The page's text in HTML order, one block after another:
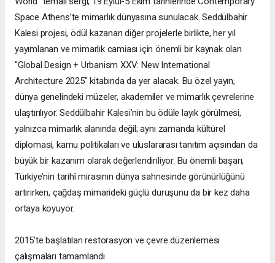
Space Athens’te mimarlık dünyasına sunulacak. Seddülbahir
Kalesi projesi, ödül kazanan diğer projelerle birlikte, her yıl
yayımlanan ve mimarlık camiası için önemli bir kaynak olan
"Global Design + Urbanism XXV: New International
Architecture 2025" kitabında da yer alacak. Bu özel yayın,
dünya genelindeki müzeler, akademiler ve mimarlık çevrelerine
ulaştırılıyor. Seddülbahir Kalesi’nin bu ödüle layık görülmesi,
yalnızca mimarlık alanında değil; aynı zamanda kültürel
diplomasi, kamu politikaları ve uluslararası tanıtım açısından da
büyük bir kazanım olarak değerlendiriliyor. Bu önemli başarı,
Türkiye’nin tarihî mirasının dünya sahnesinde görünürlüğünü
artırırken, çağdaş mimarideki güçlü duruşunu da bir kez daha
ortaya koyuyor.
2015’te başlatılan restorasyon ve çevre düzenlemesi
çalışmaları tamamlandı